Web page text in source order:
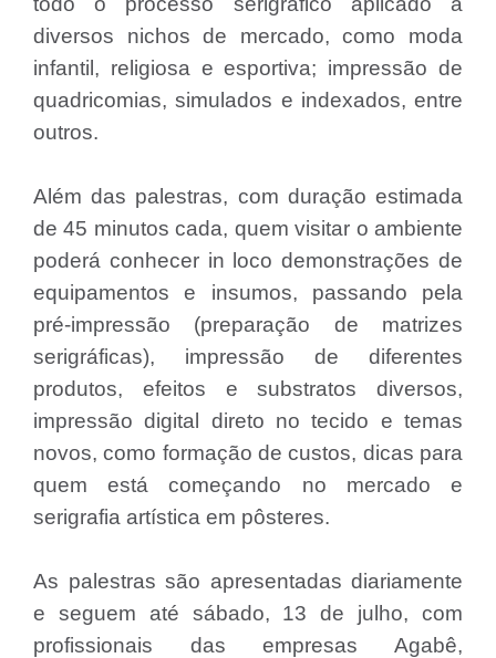
diversos nichos de mercado, como moda
infantil, religiosa e esportiva; impressão de
quadricomias, simulados e indexados, entre
outros.
Além das palestras, com duração estimada
de 45 minutos cada, quem visitar o ambiente
poderá conhecer in loco demonstrações de
equipamentos e insumos, passando pela
pré-impressão (preparação de matrizes
serigráficas), impressão de diferentes
produtos, efeitos e substratos diversos,
impressão digital direto no tecido e temas
novos, como formação de custos, dicas para
quem está começando no mercado e
serigrafia artística em pôsteres.
As palestras são apresentadas diariamente
e seguem até sábado, 13 de julho, com
profissionais das empresas Agabê,